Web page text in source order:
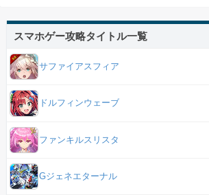
スマホゲー攻略タイトル一覧
サファイアスフィア
ドルフィンウェーブ
ファンキルスリスタ
Gジェネエターナル